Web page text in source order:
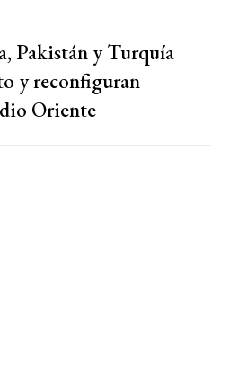
Pakistán y Turquía
y reconfiguran
Oriente